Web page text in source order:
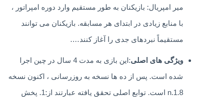
میر امپریال: بازیکنان به طور مستقیم وارد دوره امپراتور ،
با منابع زیادی در ابتدای هر مسابقه. بازیکنان می توانند
مستقیماً نبردهای جدی را آغاز کنند….
ویژگی های اصلی
:این بازی به مدت 4 سال در چین اجرا
شده است. پس از ده ها نسخه به روزرسانی ، اکنون نسخه
1.8.n است. توابع اصلی تحقق یافته عبارتند از:1. پخش